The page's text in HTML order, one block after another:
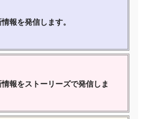
報を発信します。
報をストーリーズで発信しま